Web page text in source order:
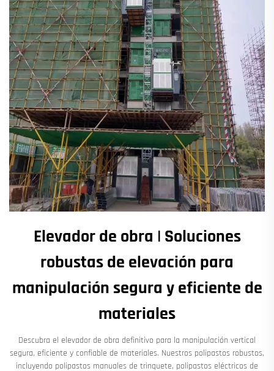
Elevador de obra | Soluciones
robustas de elevación para
manipulación segura y eficiente de
materiales
Descubra el elevador de obra definitivo para la manipulación vertical
segura, eficiente y confiable de materiales. Nuestros polipastos robustos,
incluyendo polipastos manuales de trinquete, polipastos eléctricos de